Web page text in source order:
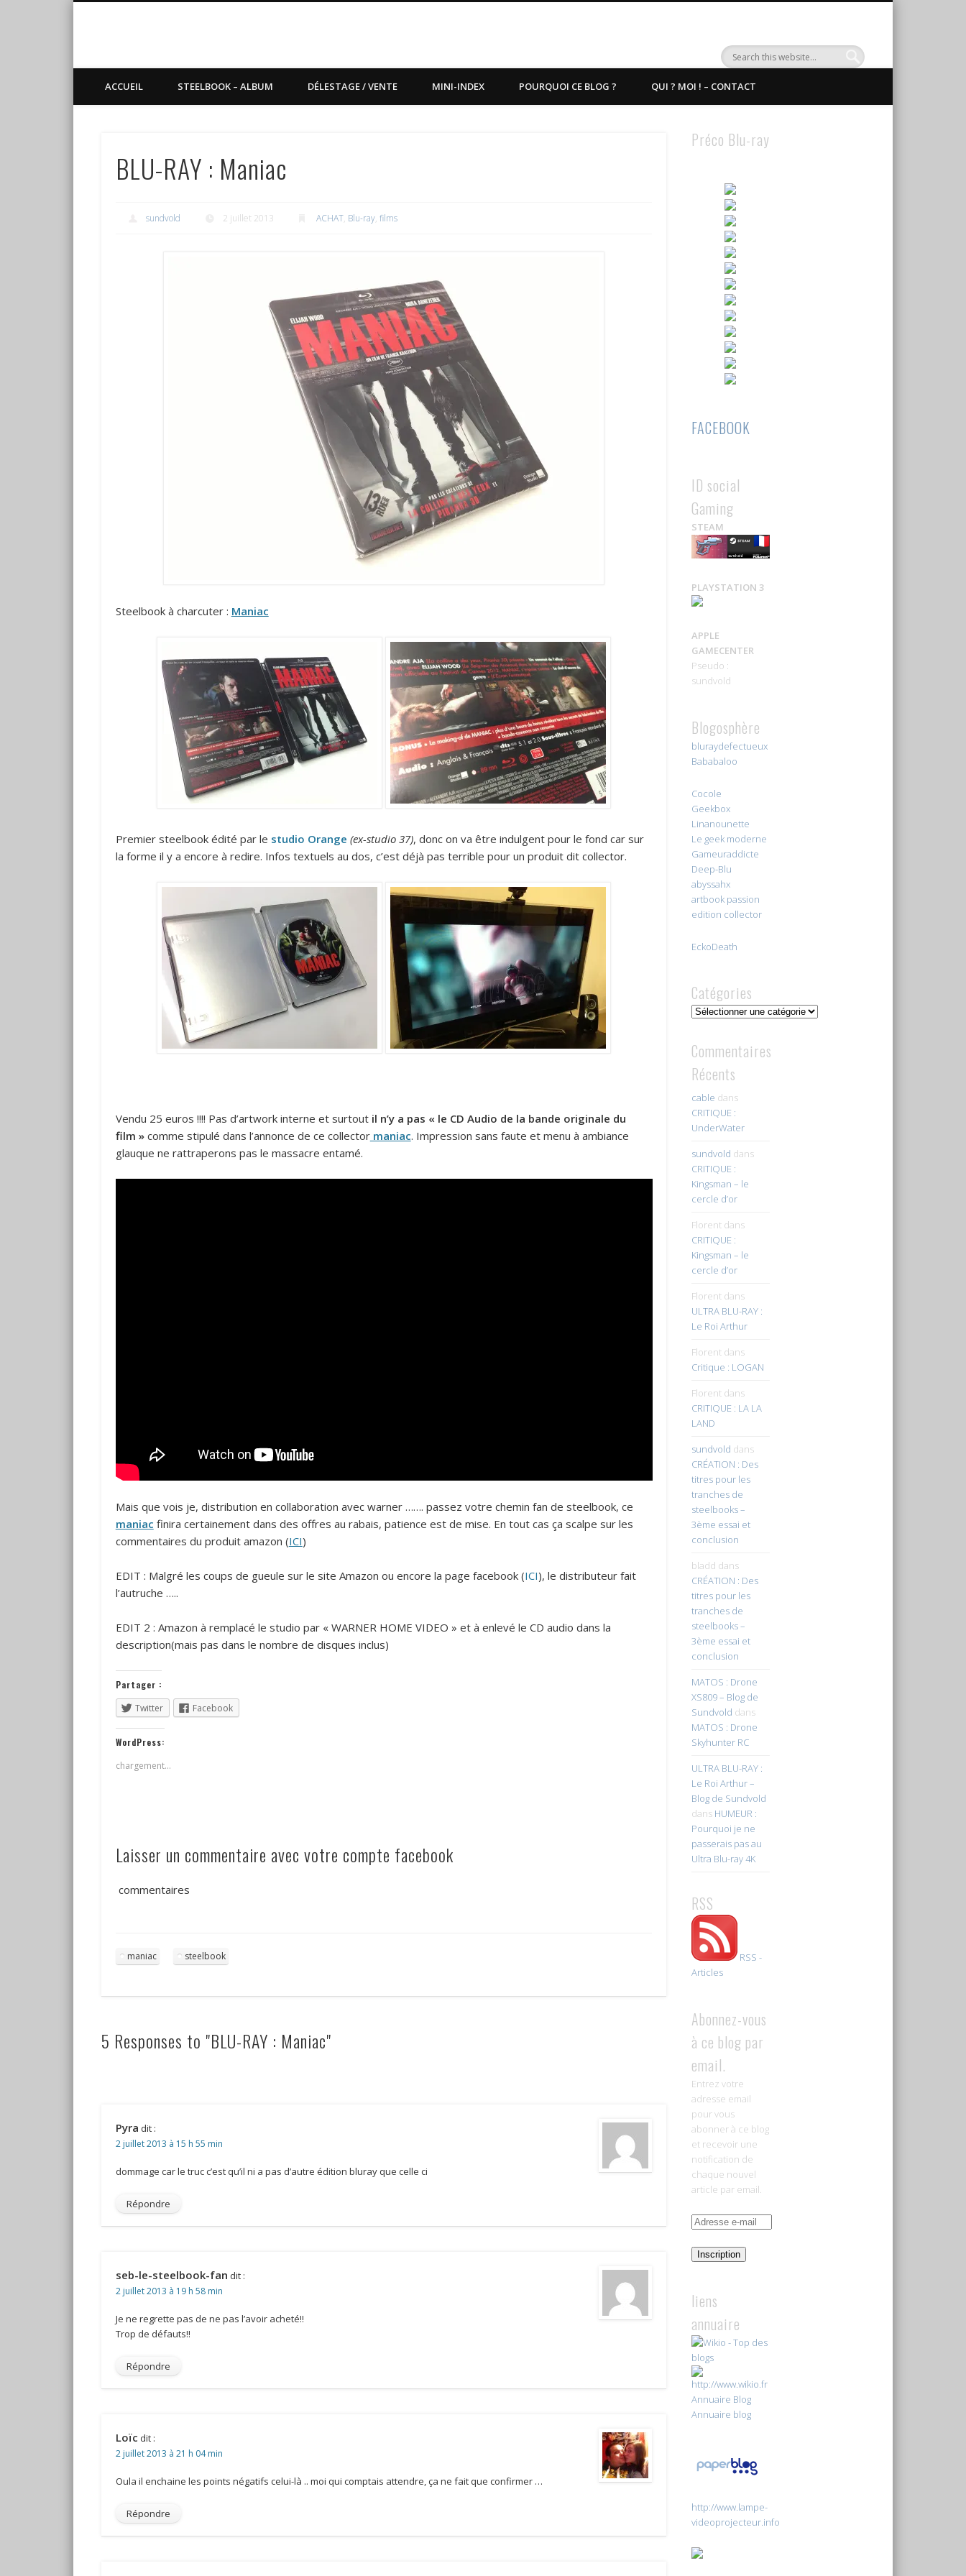
ACCUEIL STEELBOOK – ALBUM DÉLESTAGE / VENTE MINI-INDEX POURQUOI CE BLOG ? QUI ? MOI ! – CONTACT
BLU-RAY : Maniac
sundvold 2 juillet 2013 ACHAT, Blu-ray, films
Steelbook à charcuter : Maniac
Premier steelbook édité par le studio Orange (ex-studio 37), donc on va être indulgent pour le fond car sur
la forme il y a encore à redire. Infos textuels au dos, c’est déjà pas terrible pour un produit dit collector.
Vendu 25 euros !!!! Pas d’artwork interne et surtout il n’y a pas « le CD Audio de la bande originale du
film »comme stipulé dans l’annonce de ce collectormaniac. Impression sans faute et menu à ambiance
glauque ne rattraperons pas le massacre entamé.
Mais que vois je, distribution en collaboration avec warner ……. passez votre chemin fan de steelbook, ce
maniac finira certainement dans des offres au rabais, patience est de mise. En tout cas ça scalpe sur les
commentaires du produit amazon (ICI)
EDIT : Malgré les coups de gueule sur le site Amazon ou encore la page facebook (ICI), le distributeur fait
l’autruche …..
EDIT 2 : Amazon à remplacé le studio par « WARNER HOME VIDEO » et à enlevé le CD audio dans la
description(mais pas dans le nombre de disques inclus)
Partager :
Twitter
Facebook
WordPress:
chargement…
Laisser un commentaire avec votre compte facebook
commentaires
maniac steelbook
5 Responses to "BLU-RAY : Maniac"
Pyra dit :
2 juillet 2013 à 15 h 55 min
dommage car le truc c’est qu’il ni a pas d’autre édition bluray que celle ci
Répondre
seb-le-steelbook-fan dit :
2 juillet 2013 à 19 h 58 min
Je ne regrette pas de ne pas l’avoir acheté!!
Trop de défauts!!
Répondre
Loïc dit :
2 juillet 2013 à 21 h 04 min
Oula il enchaine les points négatifs celui-là .. moi qui comptais attendre, ça ne fait que confirmer …
Répondre
Préco Blu-ray
FACEBOOK
ID social
Gaming
STEAM
PLAYSTATION 3
APPLE
GAMECENTER
Pseudo :
sundvold
Blogosphère
bluraydefectueux
Bababaloo
Cocole
Geekbox
Linanounette
Le geek moderne
Gameuraddicte
Deep-Blu
abyssahx
artbook passion
edition collector
EckoDeath
Catégories
Catégories
Commentaires
Récents
cable dans
CRITIQUE :
UnderWater
sundvold dans
CRITIQUE :
Kingsman – le
cercle d’or
Florentdans
CRITIQUE :
Kingsman – le
cercle d’or
Florentdans
ULTRA BLU-RAY :
Le Roi Arthur
Florentdans
Critique : LOGAN
Florentdans
CRITIQUE : LA LA
LAND
sundvold dans
CRÉATION : Des
titres pour les
tranches de
steelbooks –
3ème essai et
conclusion
bladd dans
CRÉATION : Des
titres pour les
tranches de
steelbooks –
3ème essai et
conclusion
MATOS : Drone
XS809 – Blog de
Sundvold dans
MATOS : Drone
Skyhunter RC
ULTRA BLU-RAY :
Le Roi Arthur –
Blog de Sundvold
dans HUMEUR :
Pourquoi je ne
passerais pas au
Ultra Blu-ray 4K
RSS
RSS -
Articles
Abonnez-vous
à ce blog par
email.
Entrez votre
adresse email
pour vous
abonner à ce blog
et recevoir une
notification de
chaque nouvel
article par email.
Adresse
mailInscription
liens
annuaire
Annuaire Blog
Annuaire blog
http://www.lampe-
videoprojecteur.info